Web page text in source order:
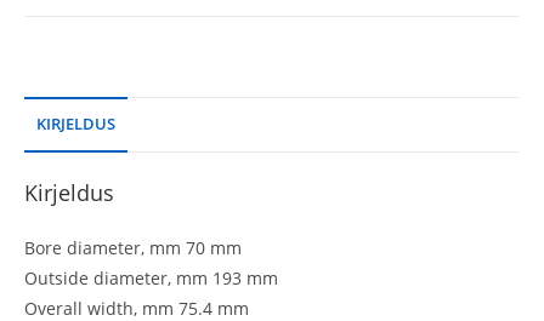
KIRJELDUS
Kirjeldus
Bore diameter, mm 70 mm
Outside diameter, mm 193 mm
Overall width, mm 75.4 mm